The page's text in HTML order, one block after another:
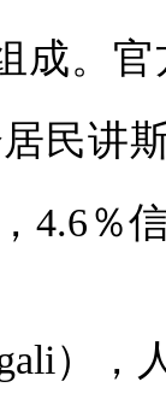
成。
民讲
4.6％
），